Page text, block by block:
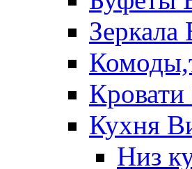
Зеркала
Кухня
Низ